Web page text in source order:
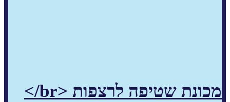
מכונת שטיפה לרצפות <br/>